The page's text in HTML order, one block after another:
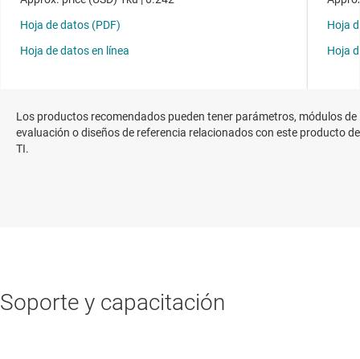
Los productos recomendados pueden tener parámetros, módulos de
evaluación o diseños de referencia relacionados con este producto de
TI.
Soporte y capacitación